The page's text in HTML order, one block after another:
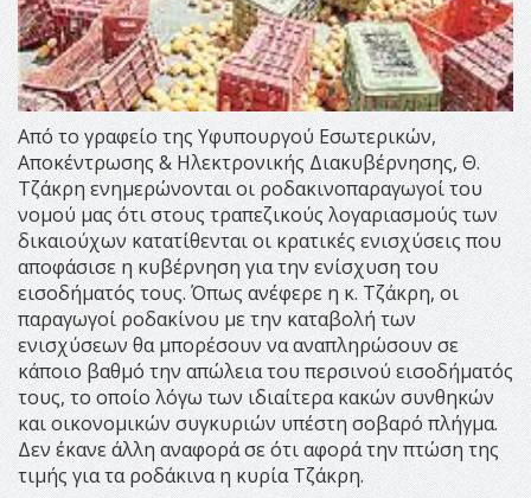
Από το γραφείο της Υφυπουργού Εσωτερικών,
Αποκέντρωσης & Ηλεκτρονικής Διακυβέρνησης, Θ.
Τζάκρη ενημερώνονται οι ροδακινοπαραγωγοί του
νομού μας ότι στους τραπεζικούς λογαριασμούς των
δικαιούχων κατατίθενται οι κρατικές ενισχύσεις που
αποφάσισε η κυβέρνηση για την ενίσχυση του
εισοδήματός τους. Όπως ανέφερε η κ. Τζάκρη, οι
παραγωγοί ροδακίνου με την καταβολή των
ενισχύσεων θα μπορέσουν να αναπληρώσουν σε
κάποιο βαθμό την απώλεια του περσινού εισοδήματός
τους, το οποίο λόγω των ιδιαίτερα κακών συνθηκών
και οικονομικών συγκυριών υπέστη σοβαρό πλήγμα.
Δεν έκανε άλλη αναφορά σε ότι αφορά την πτώση της
τιμής για τα ροδάκινα η κυρία Τζάκρη.